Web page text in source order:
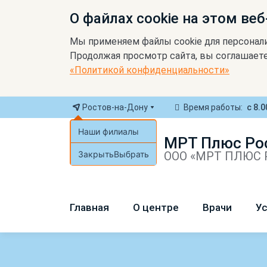
О файлах cookie на этом
Мы применяем файлы cookie для
Продолжая просмотр сайта, вы
«Политикой конфиденциальности»
Ростов-на-Дону
Наши филиалы
ЗакрытьВыбрать
Время работы: с
МРТ Плюс
ООО «МРТ ПЛЮС
Главная О центре Врачи